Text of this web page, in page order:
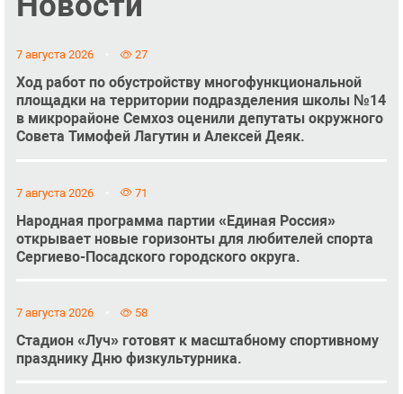
7 августа 2026 27
Ход работ по обустройству многофункциональной
площадки на территории подразделения школы №14
в микрорайоне Семхоз оценили депутаты окружного
Совета Тимофей Лагутин и Алексей Деяк.
7 августа 2026 71
Народная программа партии «Единая Россия»
открывает новые горизонты для любителей спорта
Сергиево-Посадского городского округа.
7 августа 2026 58
Стадион «Луч» готовят к масштабному спортивному
празднику Дню физкультурника.